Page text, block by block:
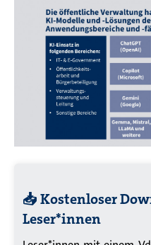
📥 Kostenloser
Leser*innen